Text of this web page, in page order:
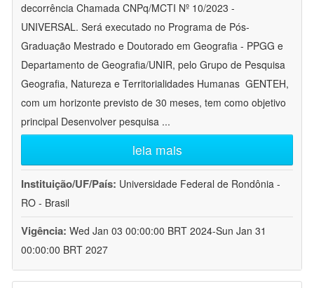
decorrência Chamada CNPq/MCTI Nº 10/2023 -
UNIVERSAL. Será executado no Programa de Pós-
Graduação Mestrado e Doutorado em Geografia - PPGG e
Departamento de Geografia/UNIR, pelo Grupo de Pesquisa
Geografia, Natureza e Territorialidades Humanas  GENTEH,
com um horizonte previsto de 30 meses, tem como objetivo
principal Desenvolver pesquisa ...
leia mais
Instituição/UF/País: Universidade Federal de Rondônia -
RO - Brasil
Vigência: Wed Jan 03 00:00:00 BRT 2024-Sun Jan 31
00:00:00 BRT 2027